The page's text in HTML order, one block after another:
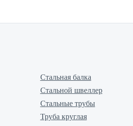
Стальная балка
Стальной швеллер
Стальные трубы
Труба круглая